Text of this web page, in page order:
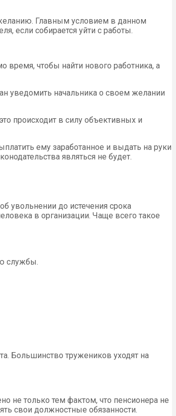
Главным условием в данном
если собирается уйти с работы.
время, чтобы найти нового работника, а
уведомить начальника о своем желании
происходит в силу объективных и
ему заработанное и выдать на руки
являться не будет.
увольнении до истечения срока
в организации. Чаще всего такое
службы.
Большинство тружеников уходят на
не только тем фактом, что пенсионера не
свои должностные обязанности.